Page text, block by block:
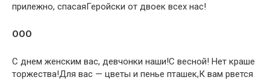
прилежно, спасаяГеройски от двоек всех нас!
OOO
С днем женским вас, девчонки наши!С весной! Нет краше
торжества!Для вас — цветы и пенье пташек,К вам рвется